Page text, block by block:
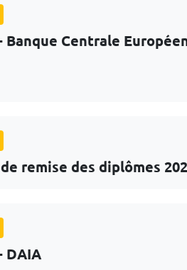
Centrale
remise des diplômes
DAIA